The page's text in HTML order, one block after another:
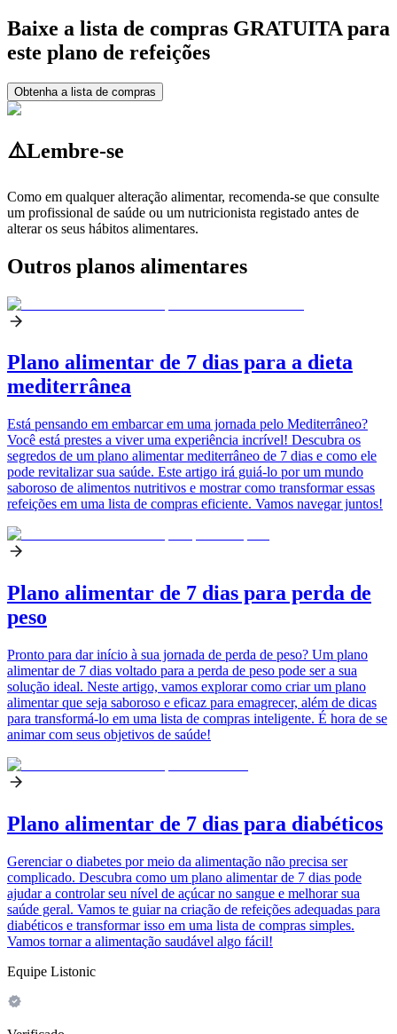
Baixe a lista de compras GRATUITA para
este plano de refeições
Obtenha a lista de compras
⚠️Lembre-se
Como em qualquer alteração alimentar, recomenda-se que consulte
um profissional de saúde ou um nutricionista registado antes de
alterar os seus hábitos alimentares.
Outros planos alimentares
Plano alimentar de 7 dias para a dieta
mediterrânea
Está pensando em embarcar em uma jornada pelo Mediterrâneo?
Você está prestes a viver uma experiência incrível! Descubra os
segredos de um plano alimentar mediterrâneo de 7 dias e como ele
pode revitalizar sua saúde. Este artigo irá guiá-lo por um mundo
saboroso de alimentos nutritivos e mostrar como transformar essas
refeições em uma lista de compras eficiente. Vamos navegar juntos!
Plano alimentar de 7 dias para perda de
peso
Pronto para dar início à sua jornada de perda de peso? Um plano
alimentar de 7 dias voltado para a perda de peso pode ser a sua
solução ideal. Neste artigo, vamos explorar como criar um plano
alimentar que seja saboroso e eficaz para emagrecer, além de dicas
para transformá-lo em uma lista de compras inteligente. É hora de se
animar com seus objetivos de saúde!
Plano alimentar de 7 dias para diabéticos
Gerenciar o diabetes por meio da alimentação não precisa ser
complicado. Descubra como um plano alimentar de 7 dias pode
ajudar a controlar seu nível de açúcar no sangue e melhorar sua
saúde geral. Vamos te guiar na criação de refeições adequadas para
diabéticos e transformar isso em uma lista de compras simples.
Vamos tornar a alimentação saudável algo fácil!
Equipe Listonic